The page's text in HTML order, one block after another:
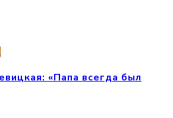
«Папа всегда был